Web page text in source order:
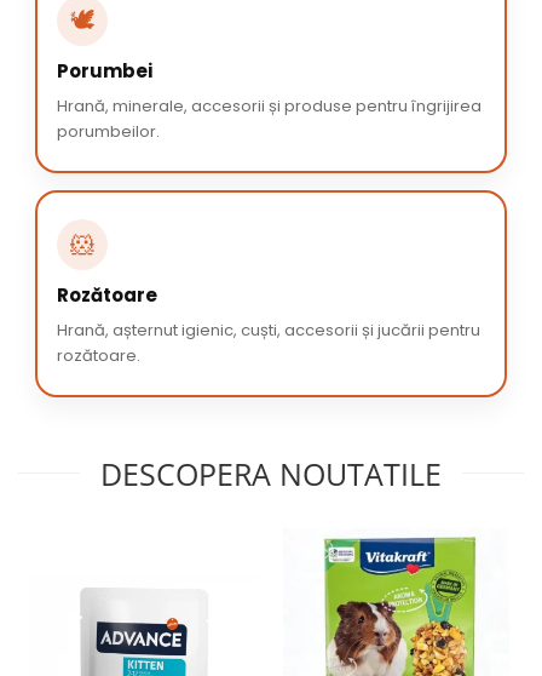
🕊️
Porumbei
Hrană, minerale, accesorii și produse pentru îngrijirea
porumbeilor.
🐹
Rozătoare
Hrană, așternut igienic, cuști, accesorii și jucării pentru
rozătoare.
DESCOPERA NOUTATILE